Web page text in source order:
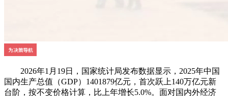
2026年1月19日，国家统计局发布数据显示，2025年中国
国内生产总值（GDP）1401879亿元，首次跃上140万亿元新
台阶，按不变价格计算，比上年增长5.0%。面对国内外经济